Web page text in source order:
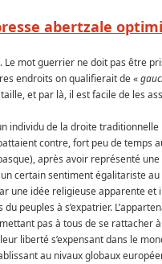
abertzale
mot guerrier ne doit pas être
endroits on qualifierait de «
et par là, il est facile de les
individu de la droite
contre, fort peu de temps
après avoir représenté
certain sentiment égalitariste
une idée religieuse apparente et
peuples à s’expatrier.
pas à tous de se rattacher
liberté s’expensant dans le
au nivaux globaux